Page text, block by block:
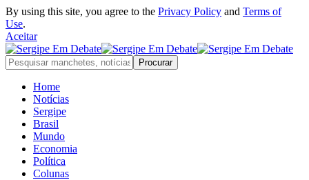
By using this site, you agree to the Privacy Policy and Terms of
Use.
Aceitar
Home
Notícias
Sergipe
Brasil
Mundo
Economia
Política
Colunas